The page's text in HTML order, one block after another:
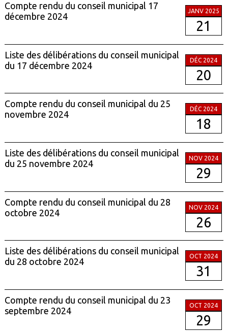
Compte rendu du conseil municipal 17
décembre 2024
JANV 2025
21
Liste des délibérations du conseil municipal
du 17 décembre 2024
DÉC 2024
20
Compte rendu du conseil municipal du 25
novembre 2024
DÉC 2024
18
Liste des délibérations du conseil municipal
du 25 novembre 2024
NOV 2024
29
Compte rendu du conseil municipal du 28
octobre 2024
NOV 2024
26
Liste des délibérations du conseil municipal
du 28 octobre 2024
OCT 2024
31
Compte rendu du conseil municipal du 23
septembre 2024
OCT 2024
29